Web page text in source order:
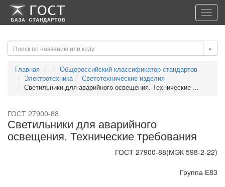
-->-->
»
Главная
Общероссийский классификатор стандартов
Электротехника
Светотехнические изделия
Светильники для аварийного освещения. Технические ...
ГОСТ 27900-88
Светильники для аварийного
освещения. Технические требования
ГОСТ 27900-88(МЭК 598-2-22)
Группа Е83